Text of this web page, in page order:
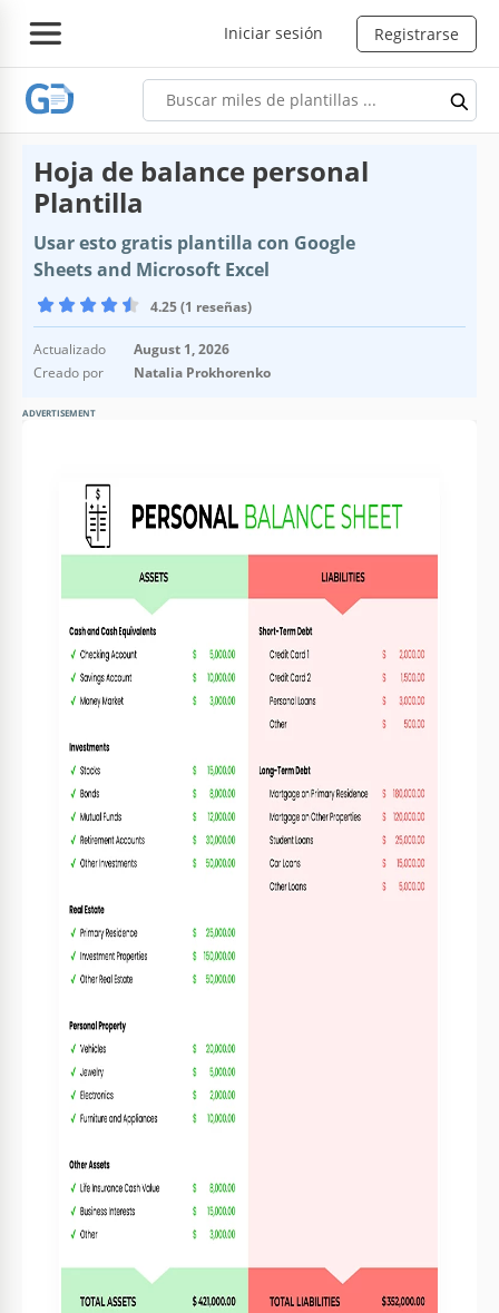
Iniciar sesión Registrarse
Hoja de balance personal
Plantilla
Usar esto gratis plantilla con Google
Sheets and Microsoft Excel
4.25 (1 reseñas)
Actualizado
August 1, 2026
Creado por
Natalia Prokhorenko
ADVERTISEMENT